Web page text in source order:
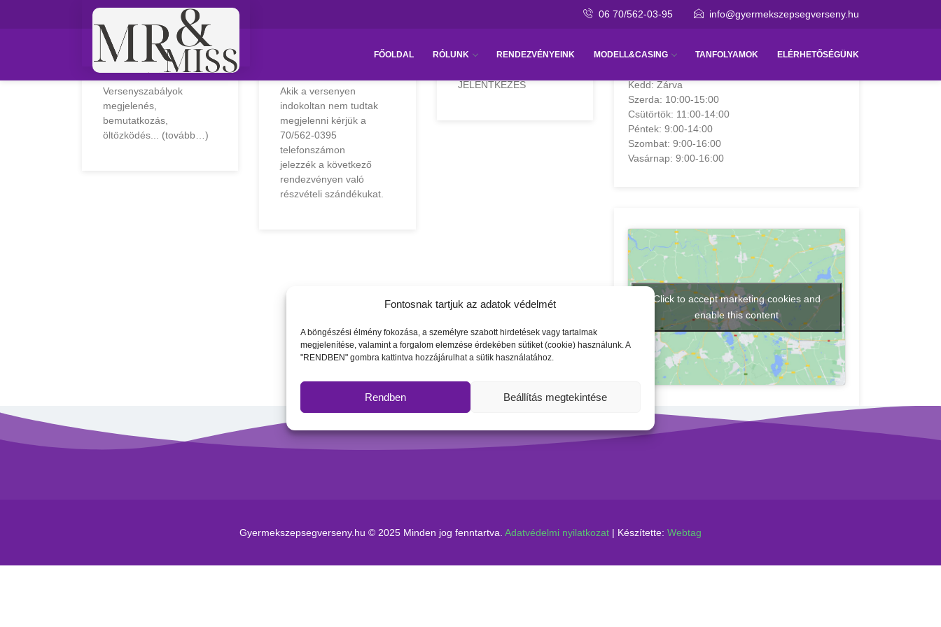
Fontosnak tartjuk az adatok védelmét
A böngészési élmény fokozása, a személyre szabott hirdetések vagy tartalmak
megjelenítése, valamint a forgalom elemzése érdekében sütiket (cookie) használunk. A
"RENDBEN" gombra kattintva hozzájárulhat a sütik használatához.
Rendben Beállítás megtekintése
06 70/562-03-95 info@gyermekszepsegverseny.hu
FŐOLDAL RÓLUNK RENDEZVÉNYEINK MODELL&CASING TANFOLYAMOK ELÉRHETŐSÉGÜNK
Versenyszabályza
t
Versenyszabályok
megjelenés,
bemutatkozás,
öltözködés... (tovább…)
Akik a versenyen
indokoltan nem tudtak
megjelenni kérjük a
70/562-0395
telefonszámon
jelezzék a következő
rendezvényen való
részvételi szándékukat.
JELENTKEZÉS
Kedd: Zárva
Szerda: 10:00-15:00
Csütörtök: 11:00-14:00
Péntek: 9:00-14:00
Szombat: 9:00-16:00
Vasárnap: 9:00-16:00
Click to accept marketing cookies and
enable this content
Gyermekszepsegverseny.hu © 2025 Minden jog fenntartva. Adatvédelmi nyilatkozat | Készítette: Webtag